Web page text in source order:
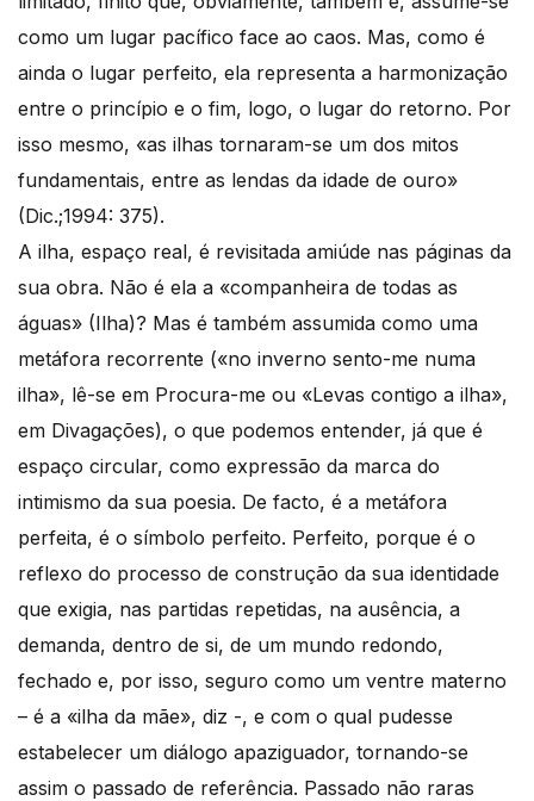
como um lugar pacífico face ao caos. Mas, como é
ainda o lugar perfeito, ela representa a harmonização
entre o princípio e o fim, logo, o lugar do retorno. Por
isso mesmo, «as ilhas tornaram-se um dos mitos
fundamentais, entre as lendas da idade de ouro»
(Dic.;1994: 375).
A ilha, espaço real, é revisitada amiúde nas páginas da
sua obra. Não é ela a «companheira de todas as
águas» (Ilha)? Mas é também assumida como uma
metáfora recorrente («no inverno sento-me numa
ilha», lê-se em Procura-me ou «Levas contigo a ilha»,
em Divagações), o que podemos entender, já que é
espaço circular, como expressão da marca do
intimismo da sua poesia. De facto, é a metáfora
perfeita, é o símbolo perfeito. Perfeito, porque é o
reflexo do processo de construção da sua identidade
que exigia, nas partidas repetidas, na ausência, a
demanda, dentro de si, de um mundo redondo,
fechado e, por isso, seguro como um ventre materno
– é a «ilha da mãe», diz -, e com o qual pudesse
estabelecer um diálogo apaziguador, tornando-se
assim o passado de referência. Passado não raras